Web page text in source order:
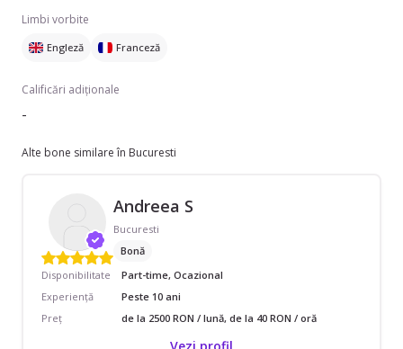
Limbi vorbite
Engleză Franceză
Calificări adiționale
-
Alte bone similare în Bucuresti
Andreea S
Bucuresti
Bonă
Disponibilitate
Part-time, Ocazional
Experiență
Peste 10 ani
Preț
de la 2500 RON / lună, de la 40 RON / oră